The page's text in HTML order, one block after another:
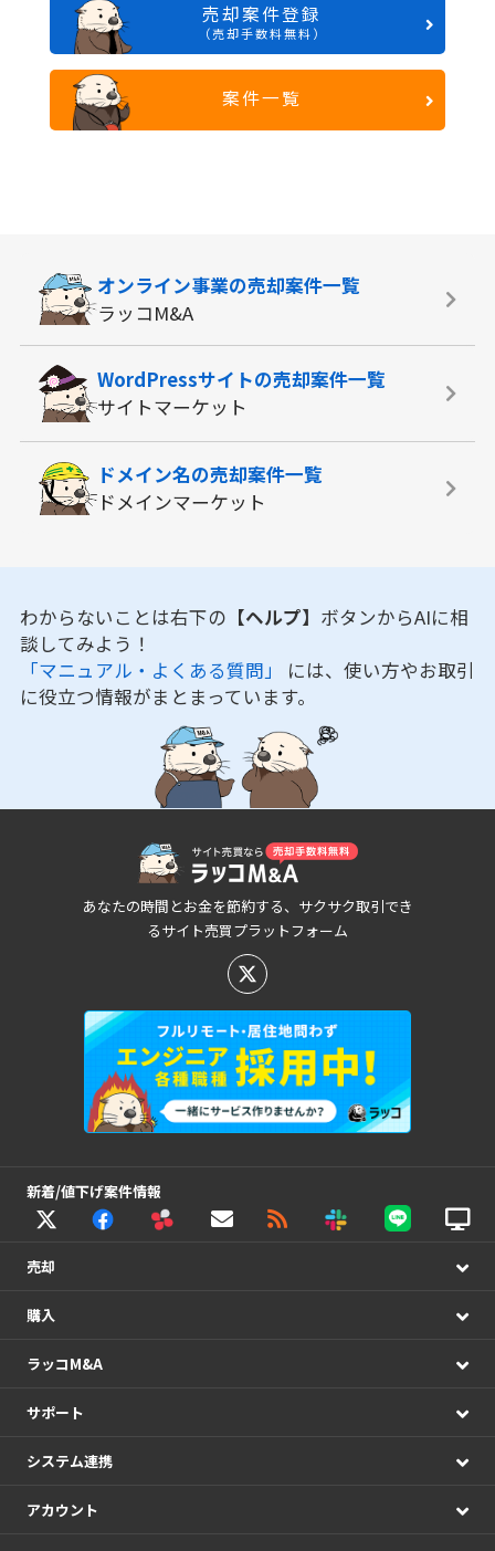
売却案件登録
（売却手数料無料）
案件一覧
オンライン事業の売却案件一覧
ラッコM&A
WordPressサイトの売却案件一覧
サイトマーケット
ドメイン名の売却案件一覧
ドメインマーケット
わからないことは右下の 【ヘルプ】 ボタンからAIに相
談してみよう！
「マニュアル・よくある質問」 には、使い方やお取引
に役立つ情報がまとまっています。
あなたの時間とお金を節約する、サクサク取引でき
るサイト売買プラットフォーム
新着/値下げ案件情報
売却
購入
ラッコM&A
サポート
システム連携
アカウント